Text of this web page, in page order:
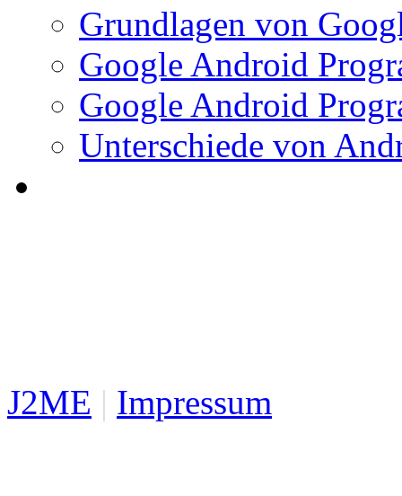
Grundlagen von
Google Android
Google Android
Unterschiede von
J2ME | Impressum